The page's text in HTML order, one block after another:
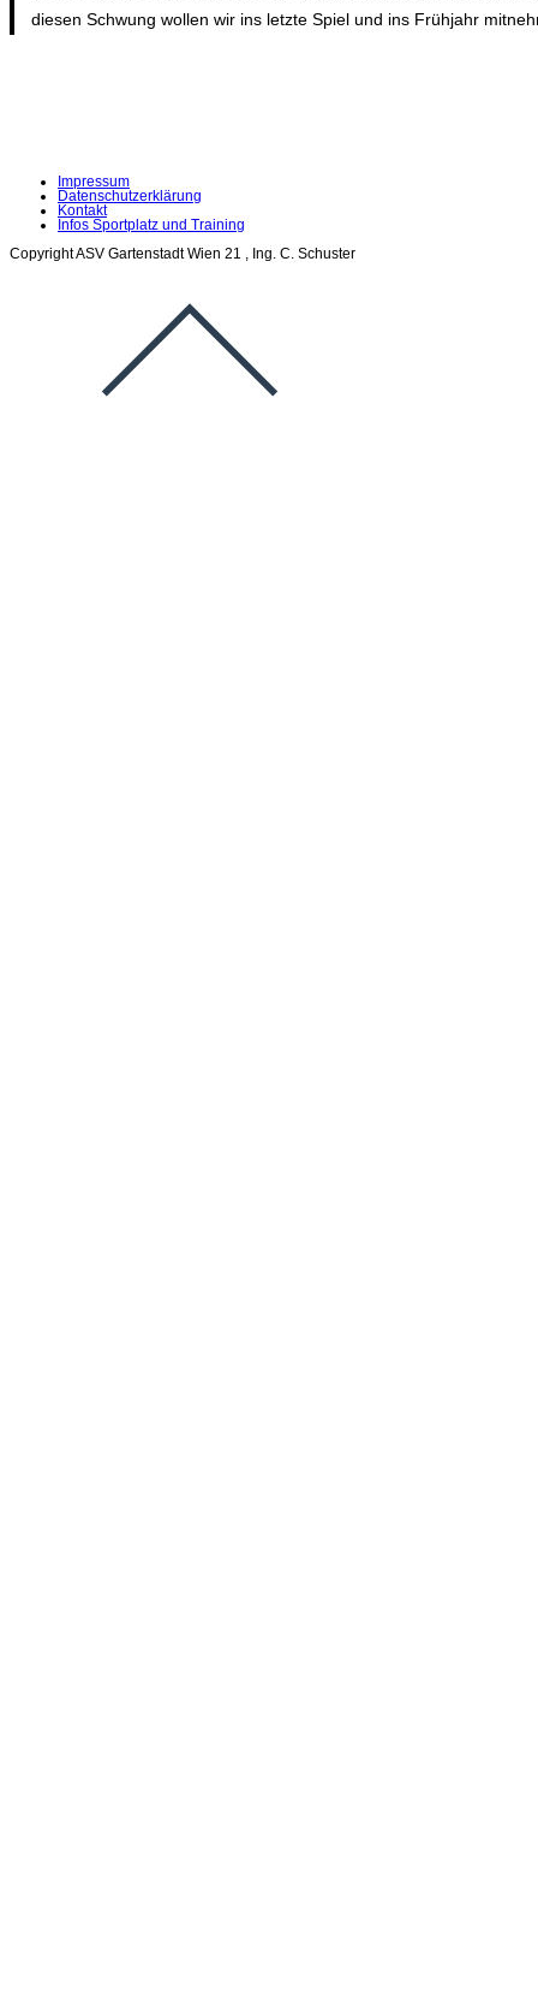
diesen Schwung wollen wir ins letzte Spiel und ins Frühjahr
Impressum
Datenschutzerklärung
Kontakt
Infos Sportplatz und Training
Copyright ASV Gartenstadt Wien 21 , Ing. C. Schuster